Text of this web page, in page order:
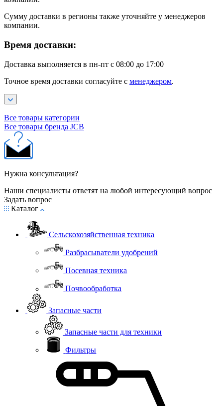
Сумму доставки в регионы также уточняйте у менеджеров
компании.
Время доставки:
Доставка выполняется в пн-пт с 08:00 до 17:00
Точное время доставки согласуйте с менеджером.
Все товары категории
Все товары бренда JCB
Нужна консультация?
Наши специалисты ответят на любой интересующий вопрос
Задать вопрос
Каталог
Сельскохозяйственная техника
Разбрасыватели удобрений
Посевная техника
Почвообработка
Запасные части
Запасные части для техники
Фильтры